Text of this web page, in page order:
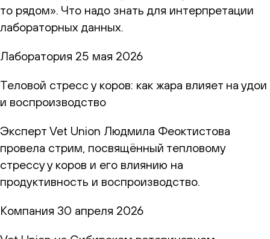
то рядом». Что надо знать для интерпретации
лабораторных данных.
Лаборатория 25 мая 2026
Теловой стресс у коров: как жара влияет на удои
и воспроизводство
Эксперт Vet Union Людмила Феоктистова
провела стрим, посвящённый тепловому
стрессу у коров и его влиянию на
продуктивность и воспроизводство.
Компания 30 апреля 2026